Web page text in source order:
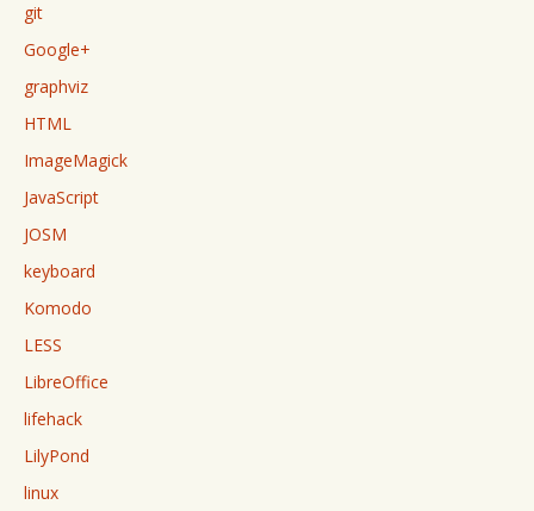
git
Google+
graphviz
HTML
ImageMagick
JavaScript
JOSM
keyboard
Komodo
LESS
LibreOffice
lifehack
LilyPond
linux